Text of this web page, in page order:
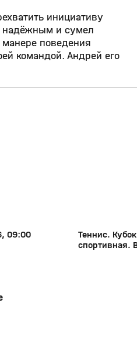
инициативу
надёжным и сумел
поведения
командой. Андрей его
09:00
22 дек 2025,
Теннис.
спортивная.